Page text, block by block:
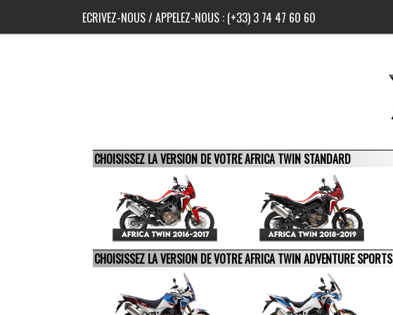
ECRIVEZ-NOUS/ APPELEZ-NOUS : (+33) 3 74 47 60 60
CHOISISSEZ LA VERSION DE VOTRE AFRICA TWIN STANDARD
CHOISISSEZ LA VERSION DE VOTRE AFRICA TWIN ADVENTURE SPORTS